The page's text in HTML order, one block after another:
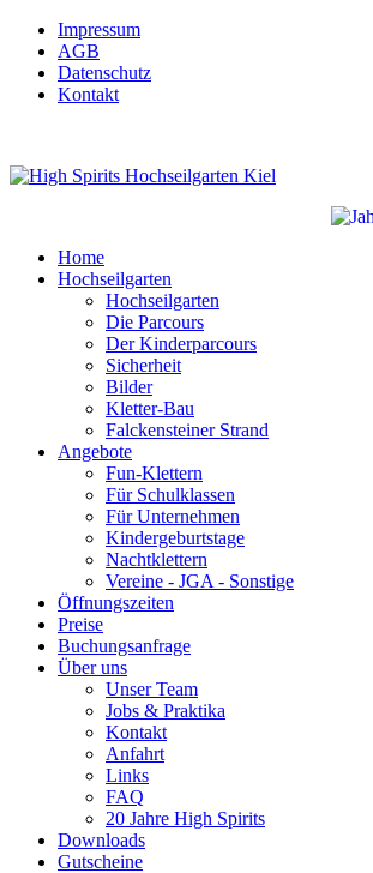
Impressum
AGB
Datenschutz
Kontakt
Home
Hochseilgarten
Hochseilgarten
Die Parcours
Der Kinderparcours
Sicherheit
Bilder
Kletter-Bau
Falckensteiner Strand
Angebote
Fun-Klettern
Für Schulklassen
Für Unternehmen
Kindergeburtstage
Nachtklettern
Vereine - JGA - Sonstige
Öffnungszeiten
Preise
Buchungsanfrage
Über uns
Unser Team
Jobs & Praktika
Kontakt
Anfahrt
Links
FAQ
20 Jahre High Spirits
Downloads
Gutscheine